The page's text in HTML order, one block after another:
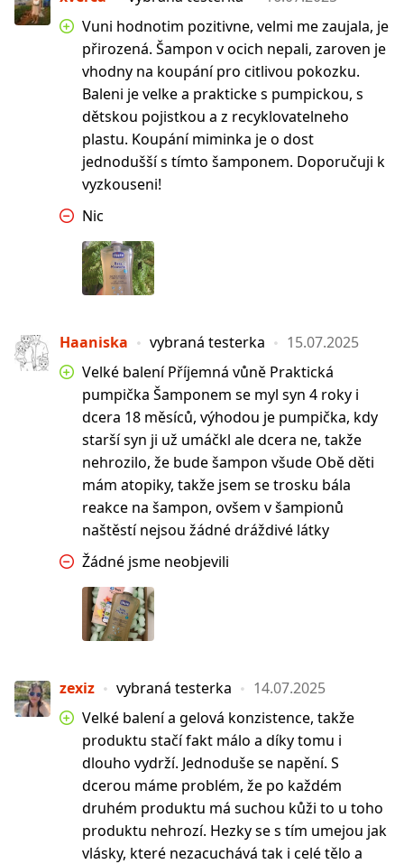
Vuni hodnotim pozitivne, velmi me zaujala, je
přirozená. Šampon v ocich nepali, zaroven je
vhodny na koupání pro citlivou pokozku.
Baleni je velke a prakticke s pumpickou, s
dětskou pojistkou a z recyklovatelneho
plastu. Koupání miminka je o dost
jednodušší s tímto šamponem. Doporučuji k
vyzkouseni!
Nic
Haaniska vybraná testerka
15.07.2025
Velké balení Příjemná vůně Praktická
pumpička Šamponem se myl syn 4 roky i
dcera 18 měsíců, výhodou je pumpička, kdy
starší syn ji už umáčkl ale dcera ne, takže
nehrozilo, že bude šampon všude Obě děti
mám atopiky, takže jsem se trosku bála
reakce na šampon, ovšem v šampionů
naštěstí nejsou žádné dráždivé látky
Žádné jsme neobjevili
zexiz vybraná testerka
14.07.2025
Velké balení a gelová konzistence, takže
produktu stačí fakt málo a díky tomu i
dlouho vydrží. Jednoduše se napění. S
dcerou máme problém, že po každém
druhém produktu má suchou kůži to u toho
produktu nehrozí. Hezky se s tím umejou jak
vlásky, které nezacuchává tak i celé tělo a